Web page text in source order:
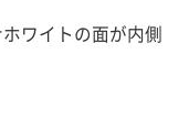
ワイトの面が内側